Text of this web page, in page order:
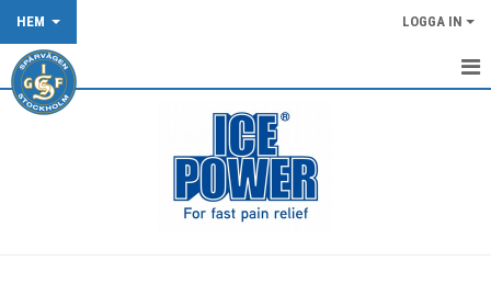
HEM LOGGA IN
START